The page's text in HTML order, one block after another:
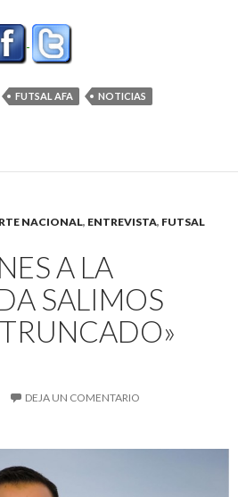
FUTSAL AFA
NOTICIAS
NACIONAL, ENTREVISTA, FUTSAL
A LA
SALIMOS
DEJA UN COMENTARIO